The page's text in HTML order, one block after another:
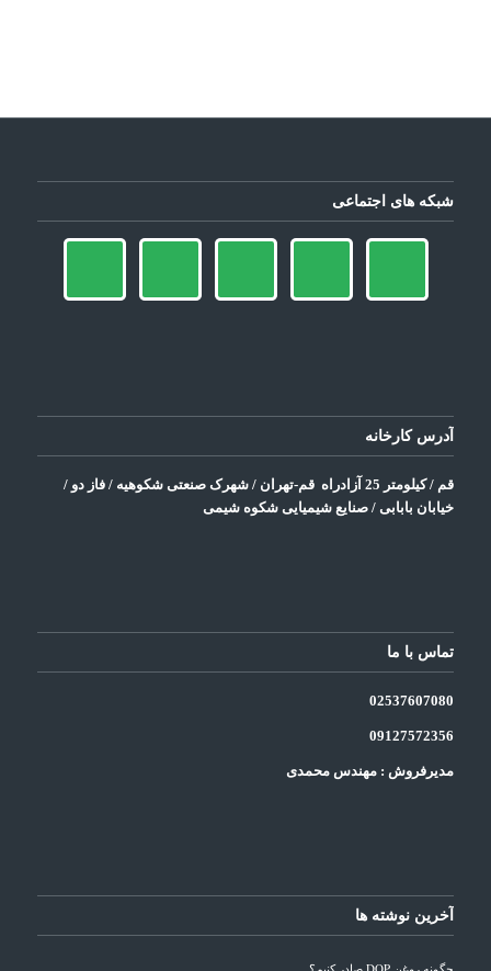
شبکه های اجتماعی
آدرس کارخانه
قم / کیلومتر 25 آزادراه قم-تهران / شهرک صنعتی شکوهیه / فاز دو /
خیابان بابابی / صنایع شیمیایی شکوه شیمی
تماس با ما
02537607080
09127572356
مدیرفروش : مهندس محمدی
آخرین نوشته ها